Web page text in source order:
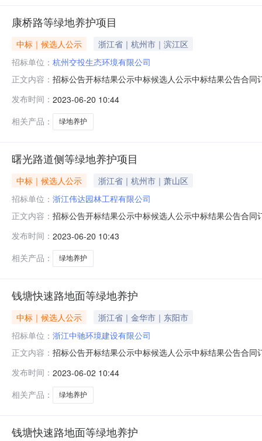
康桥路等绿地养护项目
中标｜候选人公示
浙江省｜杭州市｜滨江区
招标单位： 杭州交投生态环境有限公司
正文内容： 招标公告开标结果公示中标候选人公示中标结果公告合
口白石巷199号联系人:朱工电话:18657107750代理机构:
发布时间： 2023-06-20 10:44
相关产品：
绿地养护
曙光路道侧等绿地养护项目
中标｜候选人公示
浙江省｜杭州市｜萧山区
招标单位： 浙江伟达园林工程有限公司
正文内容： 招标公告开标结果公示中标候选人公示中标结果公告合
话:13867411216代理机构:名称:浙江方圆工程咨询有限
发布时间： 2023-06-20 10:43
相关产品：
绿地养护
钱塘快速路地面等绿地养护
中标｜候选人公示
浙江省｜金华市｜东阳市
招标单位： 浙江中驰环境建设有限公司
正文内容： 招标公告开标结果公示中标候选人公示中标结果公告合
话:13606506903代理机构:名称:中纬工程管理咨询有限
发布时间： 2023-06-02 10:44
相关产品：
绿地养护
钱塘快速路地面等绿地养护